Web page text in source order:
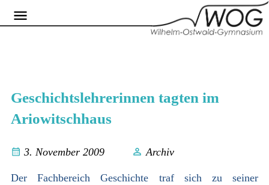
Geschichtslehrerinnen tagten im
Ariowitschhaus
3. November 2009 Archiv
Der Fachbereich Geschichte traf sich zu seiner